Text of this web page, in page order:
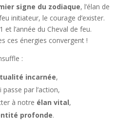
signe du zodiaque, l’élan de
initiateur, le courage d’exister.
et l’année du Cheval de feu.
ces énergies convergent !
:
incarnée,
passe par l’action,
à notre élan vital,
profonde.